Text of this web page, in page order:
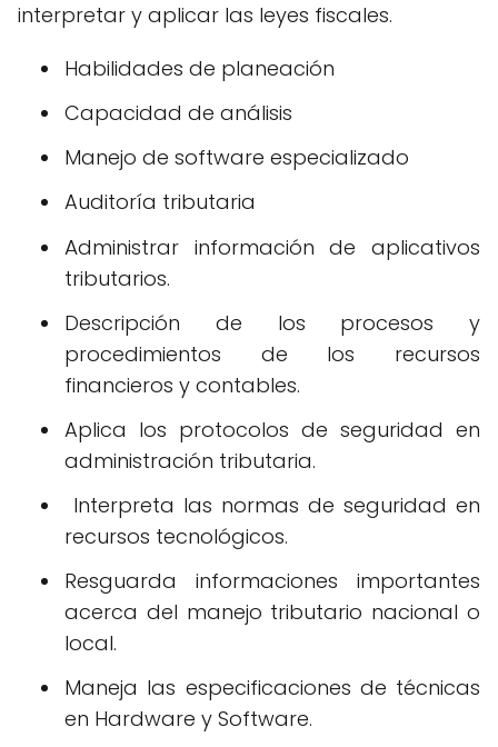
interpretar y aplicar las leyes fiscales.
Habilidades de planeación
Capacidad de análisis
Manejo de software especializado
Auditoría tributaria
Administrar información de aplicativos
tributarios.
Descripción de los procesos y
procedimientos de los recursos
financieros y contables.
Aplica los protocolos de seguridad en
administración tributaria.
Interpreta las normas de seguridad en
recursos tecnológicos.
Resguarda informaciones importantes
acerca del manejo tributario nacional o
local.
Maneja las especificaciones de técnicas
en Hardware y Software.